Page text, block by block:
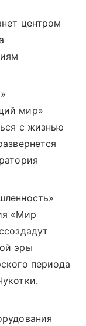
центром
мир»
с жизнью
«Мир
эры
периода